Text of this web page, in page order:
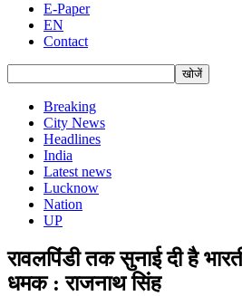
E-Paper
EN
Contact
Breaking
City News
Headlines
India
Latest news
Lucknow
Nation
UP
रावलपिंडी तक सुनाई दी है
धमक : राजनाथ सिंह